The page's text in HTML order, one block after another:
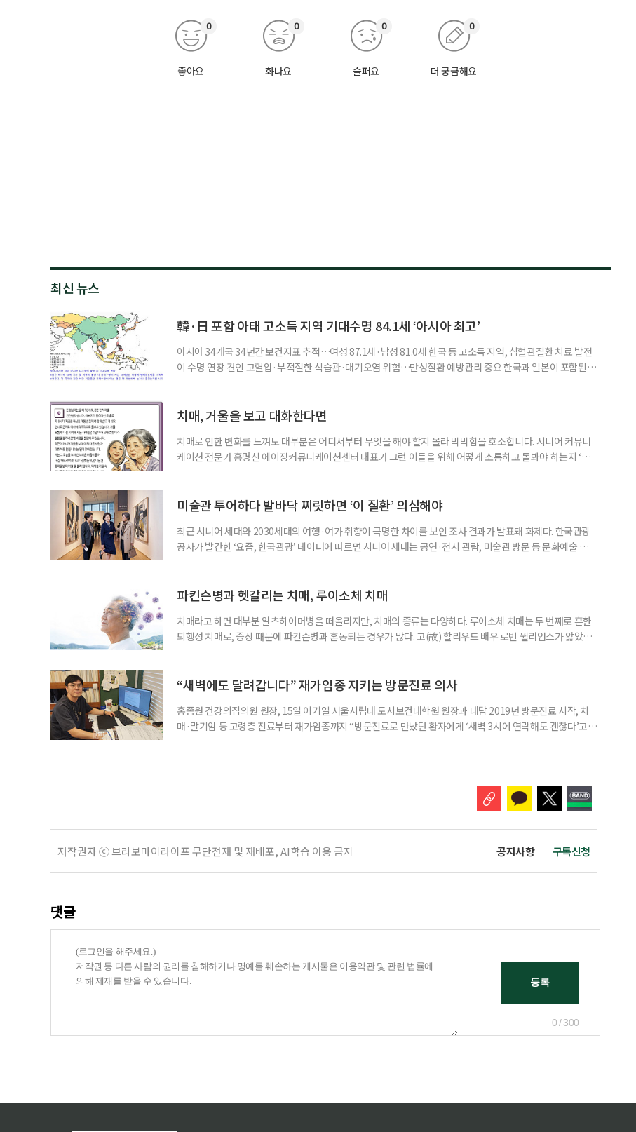
좋아요
0
화나요
0
슬퍼요
0
더 궁금해요
0
최신 뉴스
韓·日 포함 아태 고소득 지역 기대수명 84.1세 ‘아시아 최고’
아시아 34개국 34년간 보건지표 추적…여성 87.1세·남성 81.0세 한국 등 고소득 지역, 심혈관질환 치료 발전
이 수명 연장 견인 고혈압·부적절한 식습관·대기오염 위험…만성질환 예방관리 중요 한국과 일본이 포함된 아
분석한 장기 추적 결과를 발표했다. 이번 연구에는 고려대와 경희대를 비롯해 연세대, 워싱턴대 보건계량평
치매, 거울을 보고 대화한다면
치매로 인한 변화를 느껴도 대부분은 어디서부터 무엇을 해야 할지 몰라 막막함을 호소합니다. 시니어 커뮤니
케이션 전문가 홍명신 에이징커뮤니케이션센터 대표가 그런 이들을 위해 어떻게 소통하고 돌봐야 하는지 ‘치
어릴 때는 거울 속 모습을 다른 사람으로 인식했습니다. 대개 두 살 무렵이 되면 ‘거울 속의 나’를 알아보지요.
미술관 투어하다 발바닥 찌릿하면 ‘이 질환’ 의심해야
최근 시니어 세대와 2030세대의 여행·여가 취향이 극명한 차이를 보인 조사 결과가 발표돼 화제다. 한국관광
공사가 발간한 ‘요즘, 한국관광’ 데이터에 따르면 시니어 세대는 공연·전시 관람, 미술관 방문 등 문화예술 공간
보여준다. 일각에선 취업난과 경제적 불확실성 속에 2030세대는 심리적 휴식과 복잡한 생각을 비워내는
파킨슨병과 헷갈리는 치매, 루이소체 치매
치매라고 하면 대부분 알츠하이머병을 떠올리지만, 치매의 종류는 다양하다. 루이소체 치매는 두 번째로 흔한
퇴행성 치매로, 증상 때문에 파킨슨병과 혼동되는 경우가 많다. 고(故) 할리우드 배우 로빈 윌리엄스가 앓았던
야 한다. 루이소체는 알파시뉴클레인(Alpha-synuclein)이라는 단백질이 비정상적으로 응집해 만
“새벽에도 달려갑니다” 재가임종 지키는 방문진료 의사
홍종원 건강의집의원 원장, 15일 이기일 서울시립대 도시보건대학원 원장과 대담 2019년 방문진료 시작, 치
매·말기암 등 고령층 진료부터 재가임종까지 “방문진료로 만났던 환자에게 ‘새벽 3시에 연락해도 괜찮다’고
저작권자 ⓒ 브라보마이라이프 무단전재 및 재배포, AI학습 이용 금지 공지사항 구독신청
댓글
0 / 300